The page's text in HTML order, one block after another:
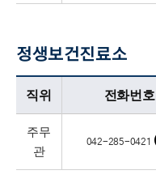
정생보건진료소
정생보건진료소업무담당자의 정보로 직위, 전화번호, 담당업무를 안내하고 있습니다
직위 전화번호
주무
관
042-285-0421